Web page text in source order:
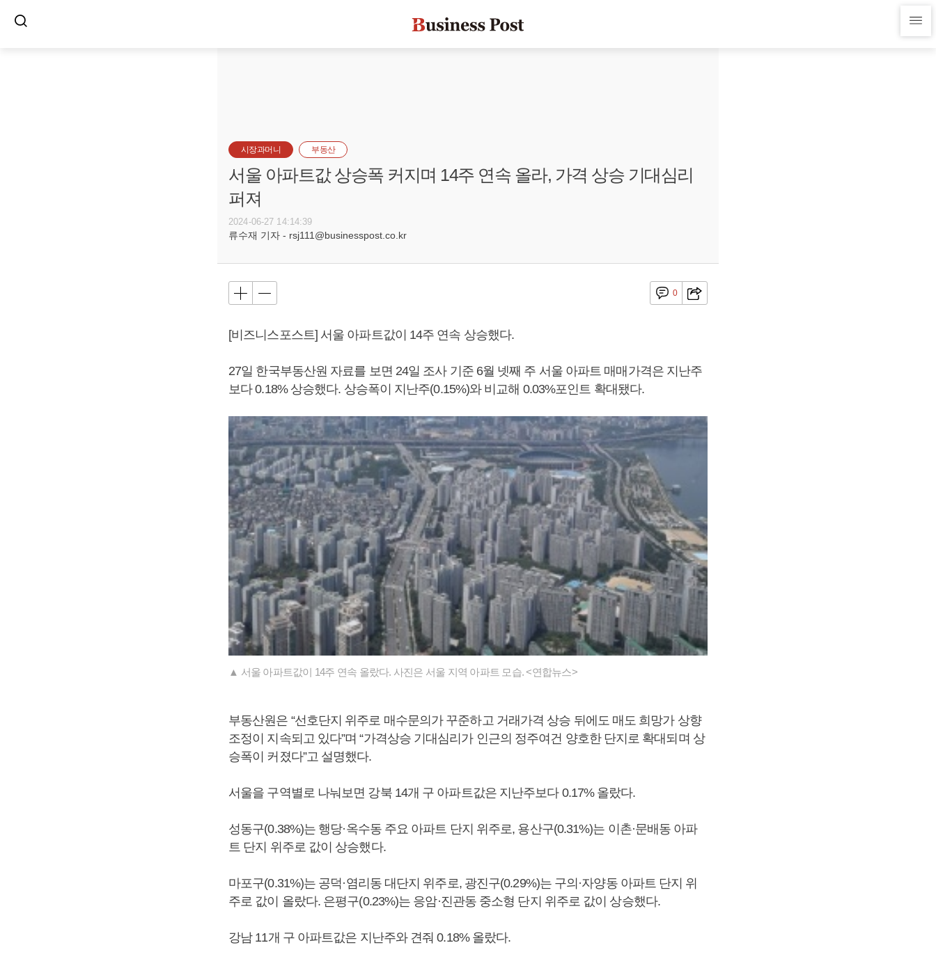
시장과머니 부동산
서울 아파트값 상승폭 커지며 14주 연속 올라, 가격 상승 기대심리
퍼져
2024-06-27 14:14:39
류수재 기자 - rsj111@businesspost.co.kr
0
[비즈니스포스트] 서울 아파트값이 14주 연속 상승했다.
27일 한국부동산원 자료를 보면 24일 조사 기준 6월 넷째 주 서울 아파트 매매가격은 지난주
보다 0.18% 상승했다. 상승폭이 지난주(0.15%)와 비교해 0.03%포인트 확대됐다.
▲ 서울 아파트값이 14주 연속 올랐다. 사진은 서울 지역 아파트 모습. <연합뉴스>
부동산원은 “선호단지 위주로 매수문의가 꾸준하고 거래가격 상승 뒤에도 매도 희망가 상향
조정이 지속되고 있다”며 “가격상승 기대심리가 인근의 정주여건 양호한 단지로 확대되며 상
승폭이 커졌다”고 설명했다.
서울을 구역별로 나눠보면 강북 14개 구 아파트값은 지난주보다 0.17% 올랐다.
성동구(0.38%)는 행당·옥수동 주요 아파트 단지 위주로, 용산구(0.31%)는 이촌·문배동 아파
트 단지 위주로 값이 상승했다.
마포구(0.31%)는 공덕·염리동 대단지 위주로, 광진구(0.29%)는 구의·자양동 아파트 단지 위
주로 값이 올랐다. 은평구(0.23%)는 응암·진관동 중소형 단지 위주로 값이 상승했다.
강남 11개 구 아파트값은 지난주와 견줘 0.18% 올랐다.